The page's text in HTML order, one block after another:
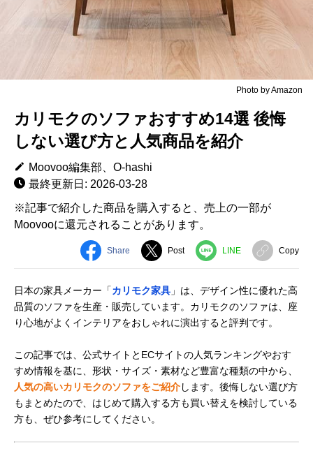
Photo by Amazon
カリモクのソファおすすめ14選 後悔
しない選び方と人気商品を紹介
Moovoo編集部、O-hashi
最終更新日: 2026-03-28
※記事で紹介した商品を購入すると、売上の一部が
Moovooに還元されることがあります。
Share Post LINE Copy
日本の家具メーカー「カリモク家具 」は、デザイン性に優れた高
品質のソファを生産・販売しています。カリモクのソファは、座
り心地がよくインテリアをおしゃれに演出すると評判です。
この記事では、公式サイトとECサイトの人気ランキングやおす
すめ情報を基に、形状・サイズ・素材など豊富な種類の中から、
人気の高いカリモクのソファをご紹介します。後悔しない選び方
もまとめたので、はじめて購入する方も買い替えを検討している
方も、ぜひ参考にしてください。